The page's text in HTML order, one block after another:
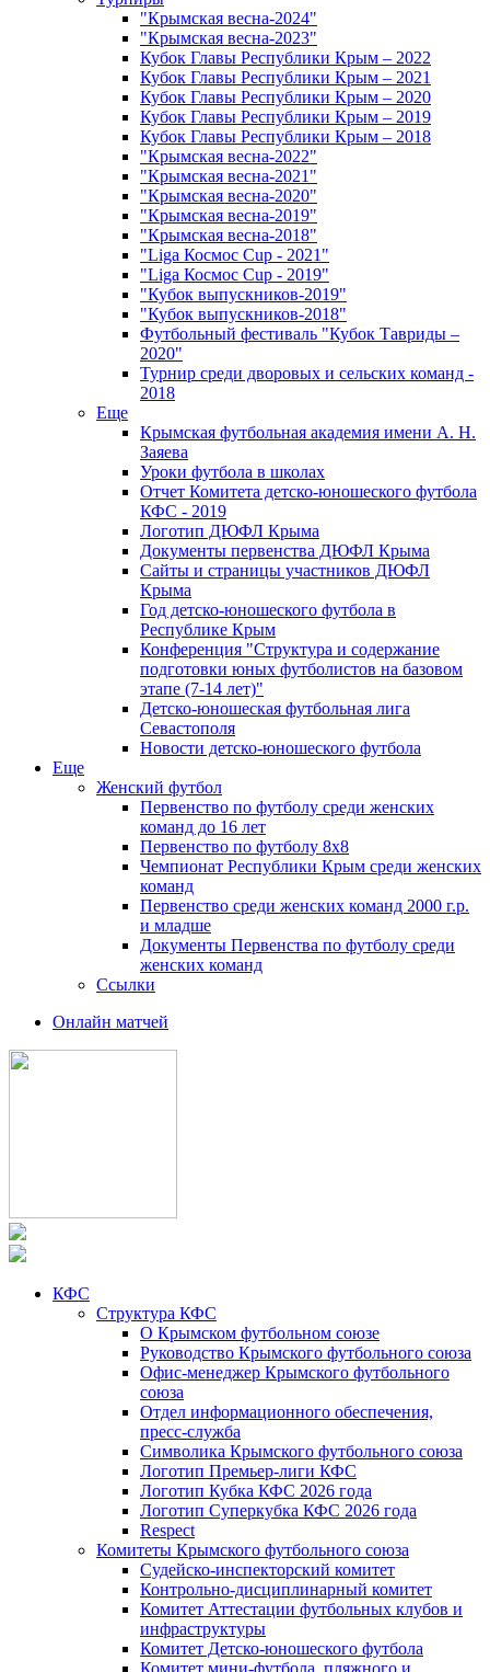
"Крымская весна-2024"
"Крымская весна-2023"
Кубок Главы Республики Крым – 2022
Кубок Главы Республики Крым – 2021
Кубок Главы Республики Крым – 2020
Кубок Главы Республики Крым – 2019
Кубок Главы Республики Крым – 2018
"Крымская весна-2022"
"Крымская весна-2021"
"Крымская весна-2020"
"Крымская весна-2019"
"Крымская весна-2018"
"Liga Космос Cup - 2021"
"Liga Космос Cup - 2019"
"Кубок выпускников-2019"
"Кубок выпускников-2018"
Футбольный фестиваль "Кубок Тавриды –
2020"
Турнир среди дворовых и сельских команд -
2018
Еще
Крымская футбольная академия имени А. Н.
Заяева
Уроки футбола в школах
Отчет Комитета детско-юношеского футбола
КФС - 2019
Логотип ДЮФЛ Крыма
Документы первенства ДЮФЛ Крыма
Сайты и страницы участников ДЮФЛ
Крыма
Год детско-юношеского футбола в
Республике Крым
Конференция "Структура и содержание
подготовки юных футболистов на базовом
этапе (7-14 лет)"
Детско-юношеская футбольная лига
Севастополя
Новости детско-юношеского футбола
Еще
Женский футбол
Первенство по футболу среди женских
команд до 16 лет
Первенство по футболу 8х8
Чемпионат Республики Крым среди женских
команд
Первенство среди женских команд 2000 г.р.
и младше
Документы Первенства по футболу среди
женских команд
Ссылки
Онлайн матчей
КФС
Структура КФС
О Крымском футбольном союзе
Руководство Крымского футбольного союза
Офис-менеджер Крымского футбольного
союза
Отдел информационного обеспечения,
пресс-служба
Символика Крымского футбольного союза
Логотип Премьер-лиги КФС
Логотип Кубка КФС 2026 года
Логотип Суперкубка КФС 2026 года
Respect
Комитеты Крымского футбольного союза
Судейско-инспекторский комитет
Контрольно-дисциплинарный комитет
Комитет Аттестации футбольных клубов и
инфраструктуры
Комитет Детско-юношеского футбола
Комитет мини-футбола, пляжного и